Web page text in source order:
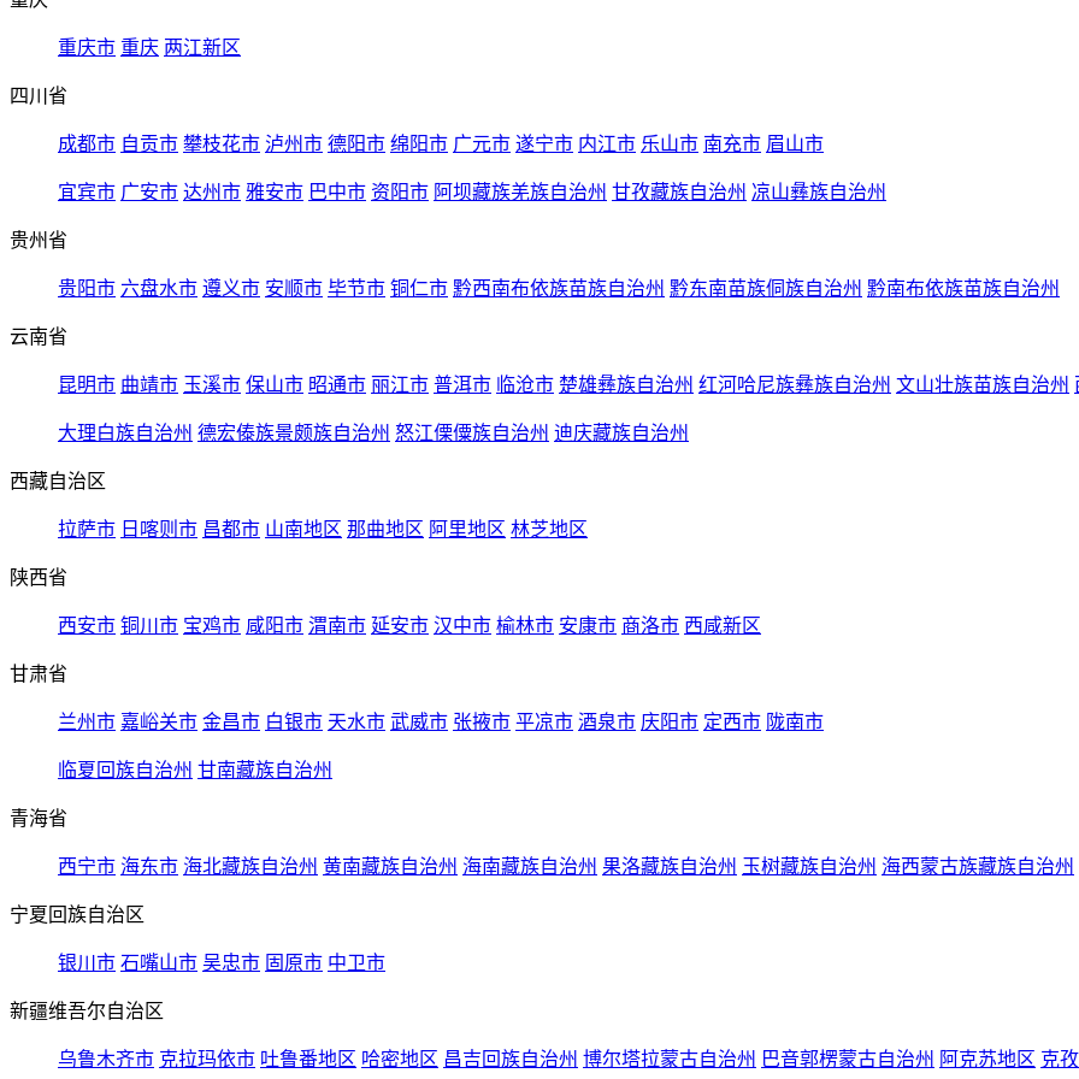
重庆市 重庆 两江新区
四川省
成都市 自贡市 攀枝花市 泸州市 德阳市 绵阳市 广元市 遂宁市 内江市 乐山市 南充市 眉山市
宜宾市 广安市 达州市 雅安市 巴中市 资阳市 阿坝藏族羌族自治州 甘孜藏族自治州 凉山彝族自治州
贵州省
贵阳市 六盘水市 遵义市 安顺市 毕节市 铜仁市 黔西南布依族苗族自治州 黔东南苗族侗族自治州 黔南布依族苗族自治州
云南省
昆明市 曲靖市 玉溪市 保山市 昭通市 丽江市 普洱市 临沧市 楚雄彝族自治州 红河哈尼族彝族自治州 文山壮族苗族自治州
大理白族自治州 德宏傣族景颇族自治州 怒江傈僳族自治州 迪庆藏族自治州
西藏自治区
拉萨市 日喀则市 昌都市 山南地区 那曲地区 阿里地区 林芝地区
陕西省
西安市 铜川市 宝鸡市 咸阳市 渭南市 延安市 汉中市 榆林市 安康市 商洛市 西咸新区
甘肃省
兰州市 嘉峪关市 金昌市 白银市 天水市 武威市 张掖市 平凉市 酒泉市 庆阳市 定西市 陇南市
临夏回族自治州 甘南藏族自治州
青海省
西宁市 海东市 海北藏族自治州 黄南藏族自治州 海南藏族自治州 果洛藏族自治州 玉树藏族自治州 海西蒙古族藏族自治州
宁夏回族自治区
银川市 石嘴山市 吴忠市 固原市 中卫市
新疆维吾尔自治区
乌鲁木齐市 克拉玛依市 吐鲁番地区 哈密地区 昌吉回族自治州 博尔塔拉蒙古自治州 巴音郭楞蒙古自治州 阿克苏地区 克